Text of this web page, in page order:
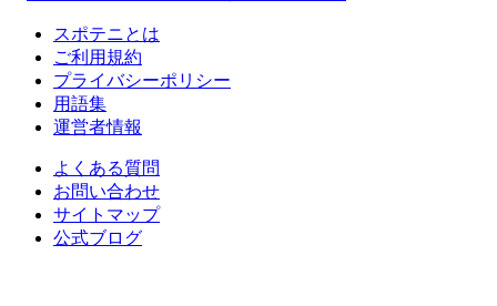
スポテニとは
ご利用規約
プライバシーポリシー
用語集
運営者情報
よくある質問
お問い合わせ
サイトマップ
公式ブログ